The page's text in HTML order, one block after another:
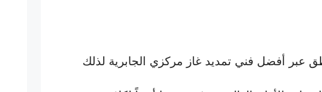
أفضل فني تمديد غاز مركزي الجابرية لذلك